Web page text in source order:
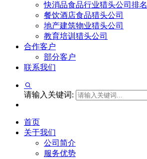
快消品食品行业猎头公司排名
餐饮酒店食品猎头公司
地产建筑物业猎头公司
教育培训猎头公司
合作客户
部分客户
联系我们
请输入关键词:
首页
关于我们
公司简介
服务优势